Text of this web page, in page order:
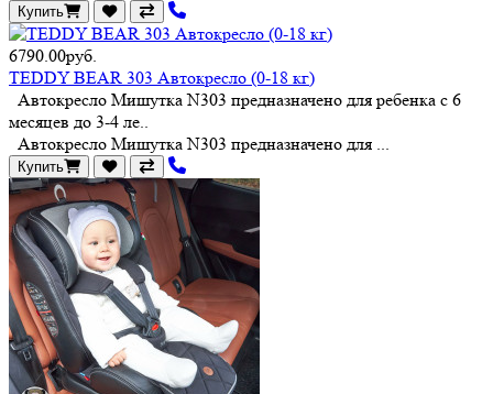
Купить
6790.00руб.
TEDDY BEAR 303 Автокресло (0-18 кг)
Автокресло Мишутка N303 предназначено для ребенка с 6
месяцев до 3-4 ле..
Автокресло Мишутка N303 предназначено для ...
Купить